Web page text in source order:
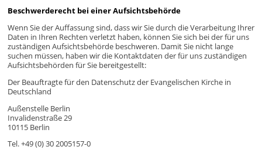
Beschwerderecht bei einer Aufsichtsbehörde
Wenn Sie der Auffassung sind, dass wir Sie durch die Verarbeitung Ihrer
Daten in Ihren Rechten verletzt haben, können Sie sich bei der für uns
zuständigen Aufsichtsbehörde beschweren. Damit Sie nicht lange
suchen müssen, haben wir die Kontaktdaten der für uns zuständigen
Aufsichtsbehörden für Sie bereitgestellt:
Der Beauftragte für den Datenschutz der Evangelischen Kirche in
Deutschland
Außenstelle Berlin
Invalidenstraße 29
10115 Berlin
Tel. +49 (0) 30 2005157-0